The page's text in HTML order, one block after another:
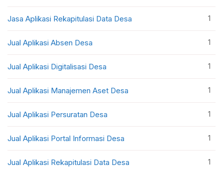
Jasa Aplikasi Rekapitulasi Data Desa 1
Jual Aplikasi Absen Desa 1
Jual Aplikasi Digitalisasi Desa 1
Jual Aplikasi Manajemen Aset Desa 1
Jual Aplikasi Persuratan Desa 1
Jual Aplikasi Portal Informasi Desa 1
Jual Aplikasi Rekapitulasi Data Desa 1